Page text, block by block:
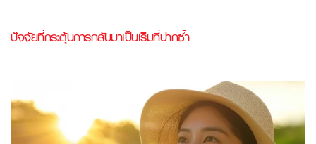
ปัจจัยที่กระตุ้นการกลับมาเป็นเริมที่ปากซ้ำ